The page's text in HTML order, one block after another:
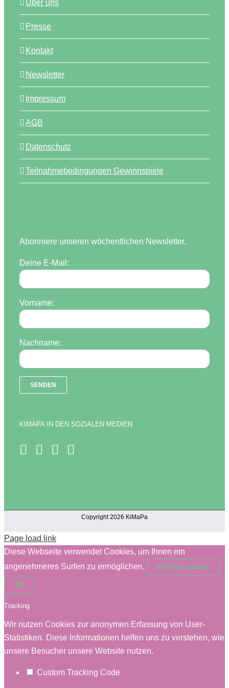
Über uns
Presse
Kontakt
Newsletter
Impressum
AGB
Datenschutz
Teilnahmebedingungen Gewinnspiele
Abonniere unseren wöchentlichen Newsletter.
Deine E-Mail:
Vorname:
Nachname:
KIMAPA IN DEN SOZIALEN MEDIEN
Copyright 2026 KiMaPa
Page load link
Diese Webseite verwendet Cookies, um Ihnen ein
angenehmeres Surfen zu ermöglichen.
EINSTELLUNGEN
OK
Tracking
Wir nutzen Cookies zur anonymen Erfassung von User-
Statistiken. Diese Informationen helfen uns zu verstehen, wie
unsere Besucher unsere Website nutzen.
Custom Tracking Code